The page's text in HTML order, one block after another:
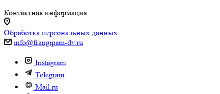
Контактная информация
Обработка персональных данных
info@frangipani-dv.ru
Instagram
Telegram
Mail.ru